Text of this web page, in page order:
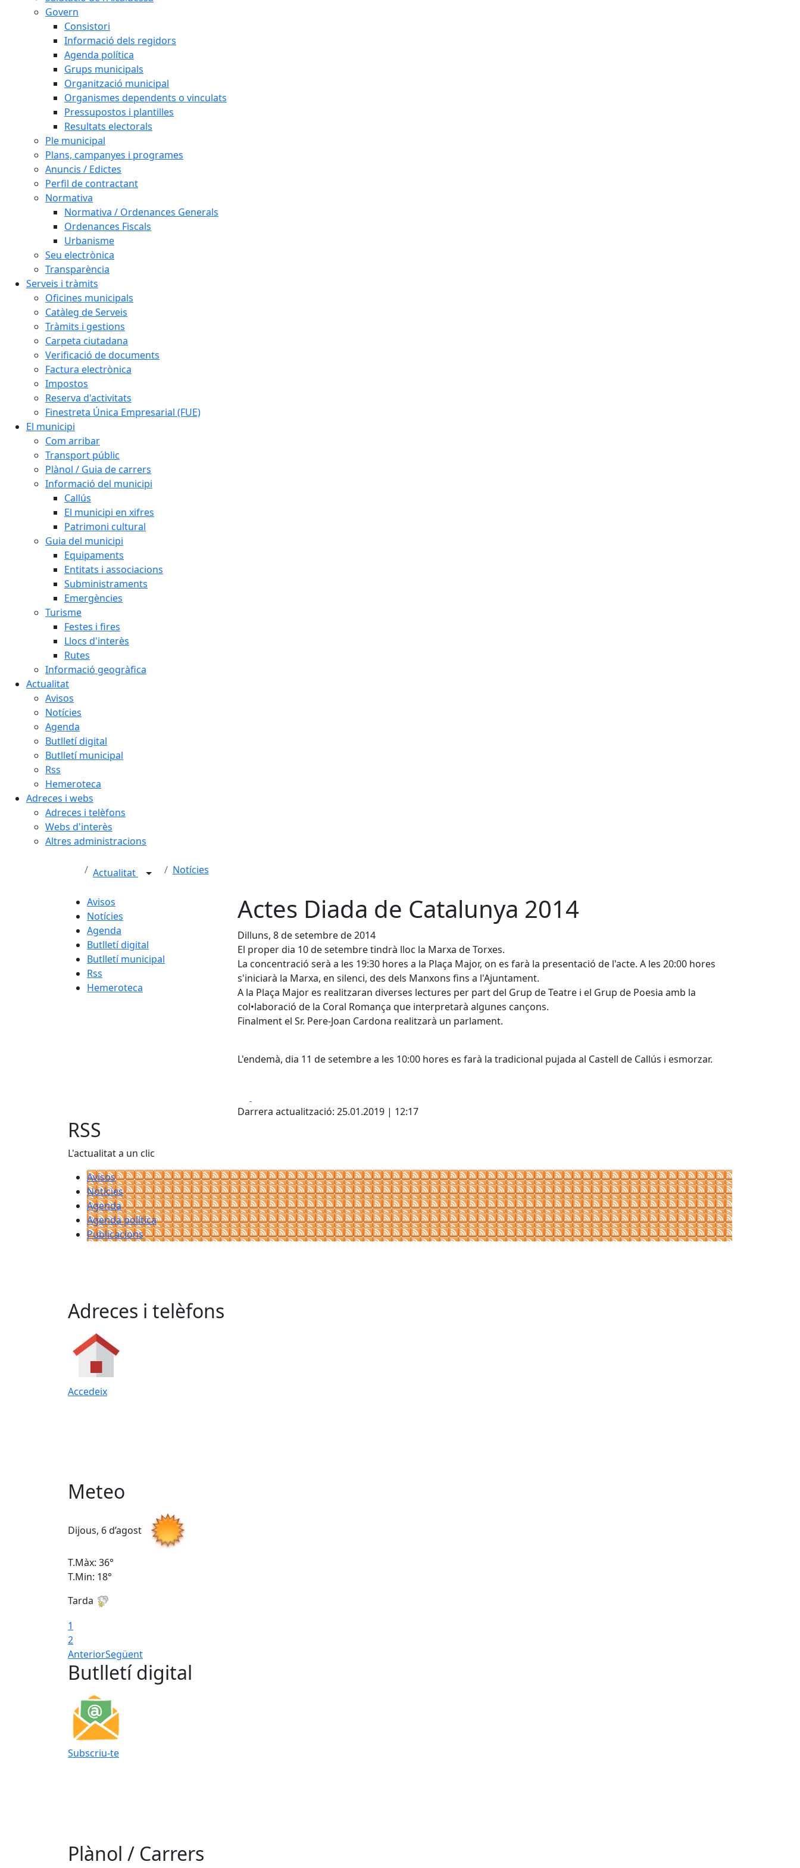
Govern
Consistori
Informació dels regidors
Agenda política
Grups municipals
Organització municipal
Organismes dependents o vinculats
Pressupostos i plantilles
Resultats electorals
Ple municipal
Plans, campanyes i programes
Anuncis / Edictes
Perfil de contractant
Normativa
Normativa / Ordenances Generals
Ordenances Fiscals
Urbanisme
Seu electrònica
Transparència
Serveis i tràmits
Oficines municipals
Catàleg de Serveis
Tràmits i gestions
Carpeta ciutadana
Verificació de documents
Factura electrònica
Impostos
Reserva d'activitats
Finestreta Única Empresarial (FUE)
El municipi
Com arribar
Transport públic
Plànol / Guia de carrers
Informació del municipi
Callús
El municipi en xifres
Patrimoni cultural
Guia del municipi
Equipaments
Entitats i associacions
Subministraments
Emergències
Turisme
Festes i fires
Llocs d'interès
Rutes
Informació geogràfica
Actualitat
Avisos
Notícies
Agenda
Butlletí digital
Butlletí municipal
Rss
Hemeroteca
Adreces i webs
Adreces i telèfons
Webs d'interès
Altres administracions
Actualitat Notícies
Avisos
Notícies
Agenda
Butlletí digital
Butlletí municipal
Rss
Hemeroteca
Actes Diada de Catalunya 2014
Dilluns, 8 de setembre de 2014
El proper dia 10 de setembre tindrà lloc la Marxa de Torxes.
La concentració serà a les 19:30 hores a la Plaça Major, on es farà la presentació de l'acte. A les 20:00 hores
s'iniciarà la Marxa, en silenci, des dels Manxons fins a l'Ajuntament.
A la Plaça Major es realitzaran diverses lectures per part del Grup de Teatre i el Grup de Poesia amb la
col•laboració de la Coral Romança que interpretarà algunes cançons.
Finalment el Sr. Pere-Joan Cardona realitzarà un parlament.
L'endemà, dia 11 de setembre a les 10:00 hores es farà la tradicional pujada al Castell de Callús i esmorzar.
Darrera actualització: 25.01.2019 | 12:17
RSS
L'actualitat a un clic
Avisos
Notícies
Agenda
Agenda política
Publicacions
Adreces i telèfons
Accedeix
Meteo
Dijous, 6 d’agost
T.Màx: 36°
T.Min: 18°
Tarda
1
2
AnteriorSegüent
Butlletí digital
Subscriu-te
Plànol / Carrers